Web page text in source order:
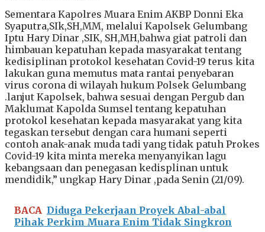
Sementara Kapolres Muara Enim AKBP Donni Eka
Syaputra,SIk,SH,MM, melalui Kapolsek Gelumbang
Iptu Hary Dinar ,SIK, SH,MH,bahwa giat patroli dan
himbauan kepatuhan kepada masyarakat tentang
kedisiplinan protokol kesehatan Covid-19 terus kita
lakukan guna memutus mata rantai penyebaran
virus corona di wilayah hukum Polsek Gelumbang
.lanjut Kapolsek, bahwa sesuai dengan Pergub dan
Maklumat Kapolda Sumsel tentang kepatuhan
protokol kesehatan kepada masyarakat yang kita
tegaskan tersebut dengan cara humani seperti
contoh anak-anak muda tadi yang tidak patuh Prokes
Covid-19 kita minta mereka menyanyikan lagu
kebangsaan dan penegasan kedisplinan untuk
mendidik,” ungkap Hary Dinar ,pada Senin (21/09).
BACA Diduga Pekerjaan Proyek Abal-abal
Pihak Perkim Muara Enim Tidak Singkron